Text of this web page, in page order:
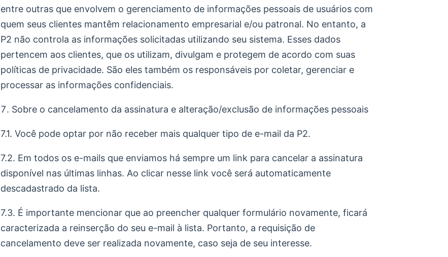
entre outras que envolvem o gerenciamento de informações pessoais de usuários com
quem seus clientes mantêm relacionamento empresarial e/ou patronal. No entanto, a
P2 não controla as informações solicitadas utilizando seu sistema. Esses dados
pertencem aos clientes, que os utilizam, divulgam e protegem de acordo com suas
políticas de privacidade. São eles também os responsáveis por coletar, gerenciar e
processar as informações confidenciais.
Sobre o cancelamento da assinatura e alteração/exclusão de informações pessoais
7.1. Você pode optar por não receber mais qualquer tipo de e-mail da P2.
7.2. Em todos os e-mails que enviamos há sempre um link para cancelar a assinatura
disponível nas últimas linhas. Ao clicar nesse link você será automaticamente
descadastrado da lista.
7.3. É importante mencionar que ao preencher qualquer formulário novamente, ficará
caracterizada a reinserção do seu e-mail à lista. Portanto, a requisição de
cancelamento deve ser realizada novamente, caso seja de seu interesse.